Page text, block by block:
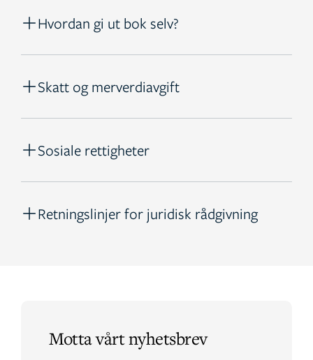
Hvordan gi ut bok selv?
Skatt og merverdiavgift
Sosiale rettigheter
Retningslinjer for juridisk rådgivning
Motta vårt nyhetsbrev